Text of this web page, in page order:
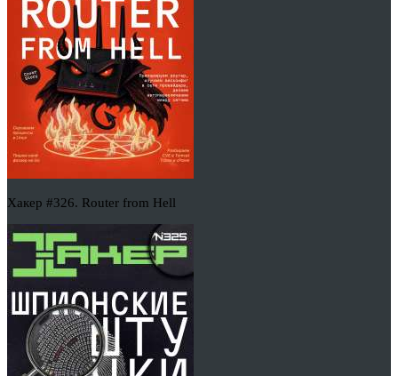
Хакер #326. Router from Hell